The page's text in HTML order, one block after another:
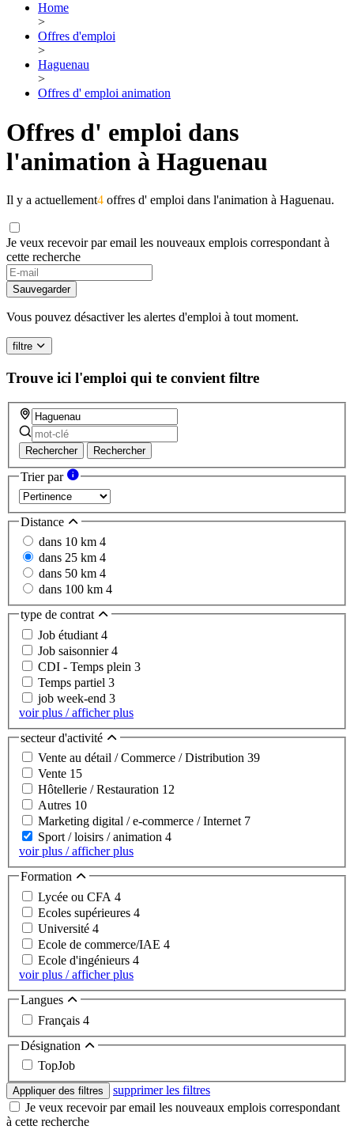
Home
>
Offres d'emploi
>
Haguenau
>
Offres d' emploi animation
Offres d' emploi dans
l'animation à Haguenau
Il y a actuellement4 offres d' emploi dans l'animation à Haguenau.
Je veux recevoir par email les nouveaux emplois correspondant à
cette recherche
Sauvegarder
Vous pouvez désactiver les alertes d'emploi à tout moment.
filtre
Trouve ici l'emploi qui te convient filtre
Rechercher Rechercher
Trier par
Distance
dans 10 km 4
dans 25 km 4
dans 50 km 4
dans 100 km 4
type de contrat
Job étudiant 4
Job saisonnier4
CDI - Temps plein 3
Temps partiel 3
job week-end 3
voir plus / afficher plus
secteur d'activité
Vente au détail / Commerce / Distribution 39
Vente 15
Hôtellerie / Restauration 12
Autres 10
Marketing digital / e-commerce / Internet 7
Sport / loisirs / animation 4
voir plus / afficher plus
Formation
Lycée ou CFA 4
Ecoles supérieures 4
Université 4
Ecole de commerce/IAE 4
Ecole d'ingénieurs 4
voir plus / afficher plus
Langues
Français 4
Désignation
TopJob
Appliquer des filtres
supprimer les filtres
Je veux recevoir par email les nouveaux emplois correspondant
à cette recherche